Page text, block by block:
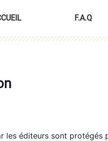
F.A.Q
les éditeurs sont protégés